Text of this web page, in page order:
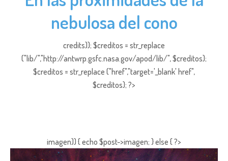
nebulosa del cono
credits)); $creditos = str_replace
("lib/","http://antwrp.gsfc.nasa.gov/apod/lib/", $creditos);
$creditos = str_replace ("href","target='_blank' href",
$creditos); ?>
imagen)) { echo $post->imagen; } else { ?>